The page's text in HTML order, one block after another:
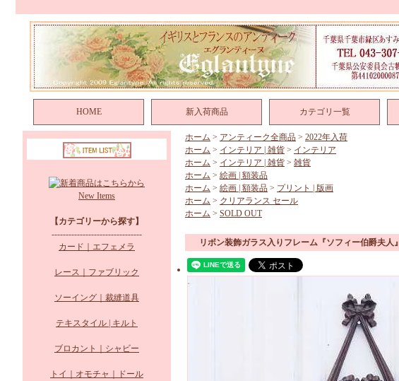
HOME 新入荷商品 カテゴリ一覧
New Items
【カテゴリーから探す】
--------------------------------
カード｜エフェメラ
レース｜ファブリック
ソーイング｜裁縫道具
テキスタイル | キルト
ブロカント｜シャビー
トイ｜オモチャ｜ドール
ホーム > アンティーク全商品 > 2022年入荷
ホーム > インテリア | 雑貨 > インテリア
ホーム > インテリア | 雑貨 > 雑貨
ホーム > 絵画 | 額装品
ホーム > 絵画 | 額装品 > プリント | 版画
ホーム > クリアランス セール
ホーム > SOLD OUT
リボン装飾ガラス入りフレーム『ソフィー伯爵夫人』